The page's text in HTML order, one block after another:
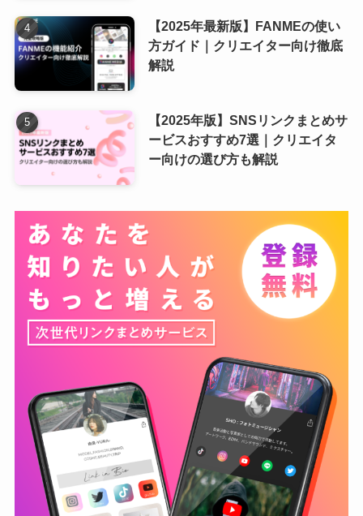
【2025年最新版】FANMEの使い
方ガイド｜クリエイター向け徹底
解説
【2025年版】SNSリンクまとめサ
ービスおすすめ7選｜クリエイタ
ー向けの選び方も解説